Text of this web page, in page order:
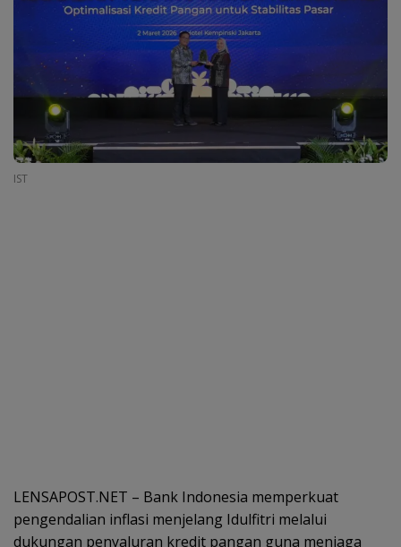
IST
LENSAPOST.NET – Bank Indonesia memperkuat
pengendalian inflasi menjelang Idulfitri melalui
dukungan penyaluran kredit pangan guna menjaga